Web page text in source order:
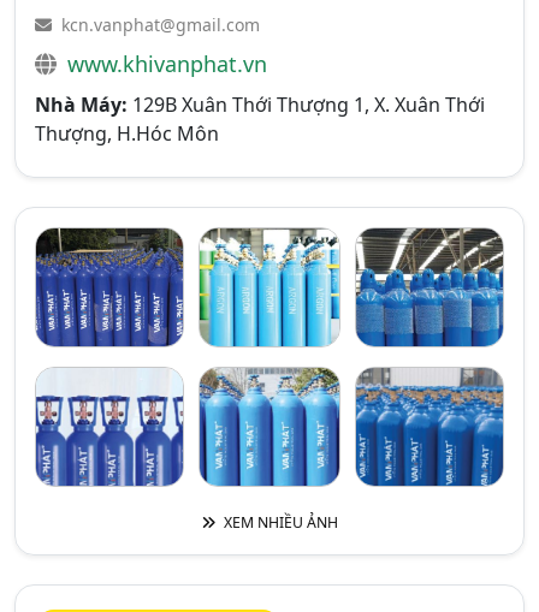
kcn.vanphat@gmail.com
www.khivanphat.vn
Nhà Máy: 129B Xuân Thới Thượng 1, X. Xuân Thới
Thượng, H.Hóc Môn
XEM NHIỀU ẢNH